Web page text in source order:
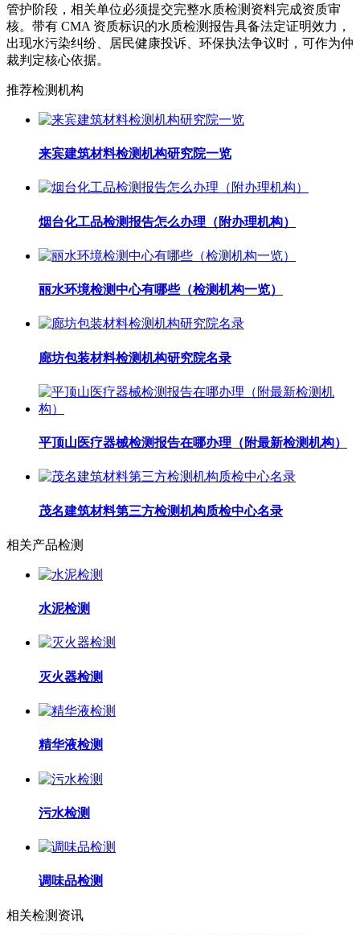
管护阶段，相关单位必须提交完整水质检测资料完成资质审
核。带有 CMA 资质标识的水质检测报告具备法定证明效力，
出现水污染纠纷、居民健康投诉、环保执法争议时，可作为仲
裁判定核心依据。
推荐检测机构
来宾建筑材料检测机构研究院一览
烟台化工品检测报告怎么办理（附办理机构）
丽水环境检测中心有哪些（检测机构一览）
廊坊包装材料检测机构研究院名录
平顶山医疗器械检测报告在哪办理（附最新检测机构）
茂名建筑材料第三方检测机构质检中心名录
相关产品检测
水泥检测
灭火器检测
精华液检测
污水检测
调味品检测
相关检测资讯